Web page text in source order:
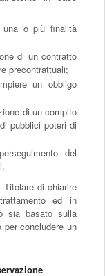
una o più finalità
di un contratto
precontrattuali;
un obbligo
di un compito
pubblici poteri di
del
di chiarire
ed in
sia basato sulla
per concludere un